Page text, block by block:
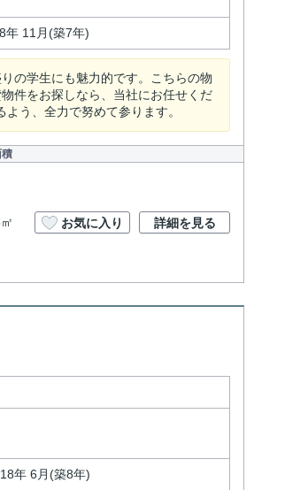
年 11月(築7年)
の学生にも魅力的です。こちらの物
件をお探しなら、当社にお任せくだ
う、全力で努めて参ります。
お気に入り 詳細を見る
年 6月(築8年)